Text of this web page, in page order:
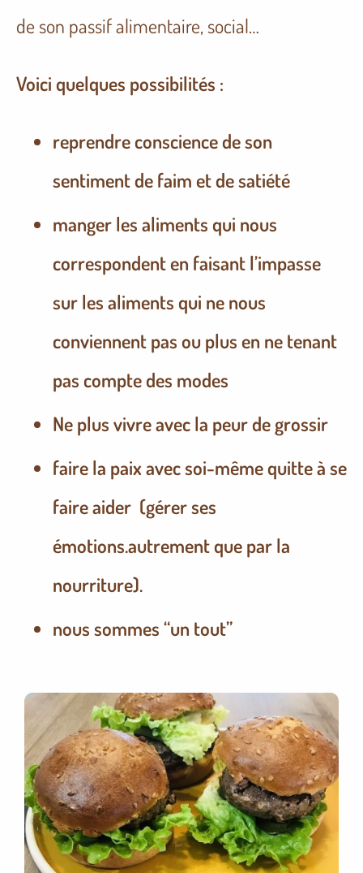
de son passif alimentaire, social…
Voici quelques possibilités :
reprendre conscience de son
sentiment de faim et de satiété
manger les aliments qui nous
correspondent en faisant l’impasse
sur les aliments qui ne nous
conviennent pas ou plus en ne tenant
pas compte des modes
Ne plus vivre avec la peur de grossir
faire la paix avec soi-même quitte à se
faire aider (gérer ses
émotions.autrement que par la
nourriture).
nous sommes “un tout”